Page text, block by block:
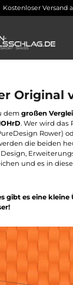
Kostenloser
zu demgroßen
NOHrD. Wer wird
(PureDesign
werden die
Design,